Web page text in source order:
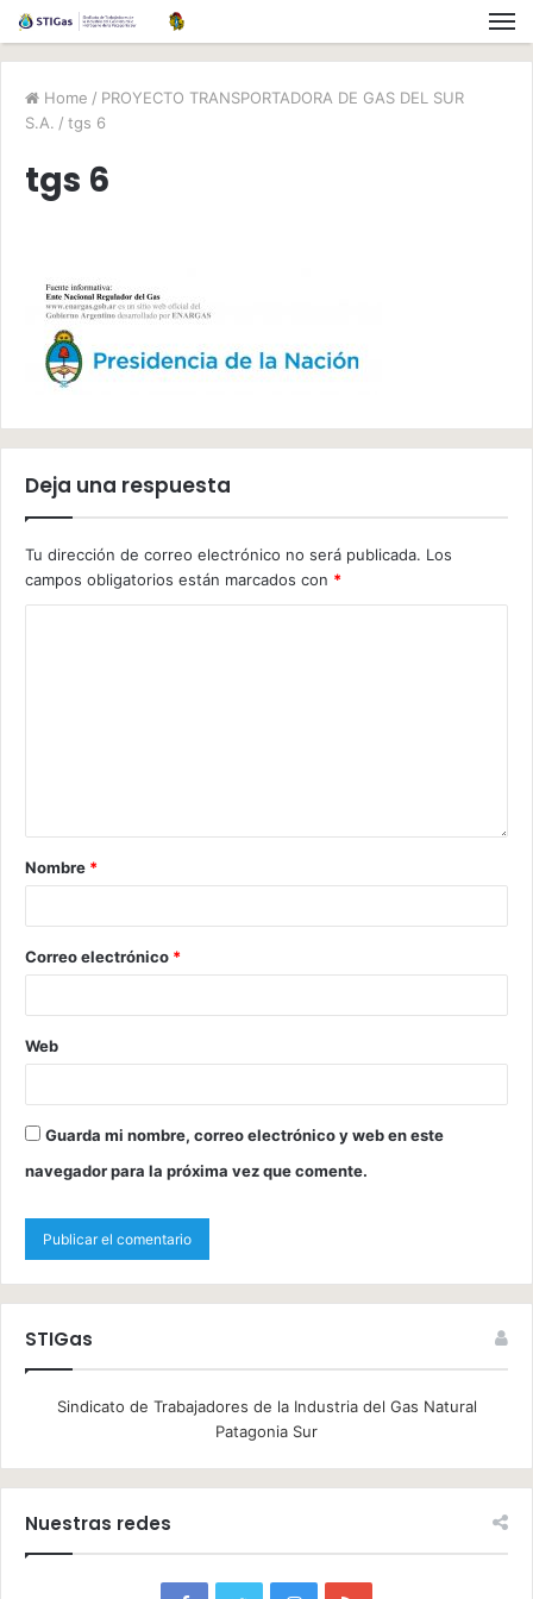
Home / PROYECTO TRANSPORTADORA DE GAS DEL SUR
S.A. / tgs 6
tgs 6
Deja una respuesta
Tu dirección de correo electrónico no será publicada. Los
campos obligatorios están marcados con *
Nombre *
Correo electrónico *
Web
Guarda mi nombre, correo electrónico y web en este
navegador para la próxima vez que comente.
STIGas
Sindicato de Trabajadores de la Industria del Gas Natural
Patagonia Sur
Nuestras redes